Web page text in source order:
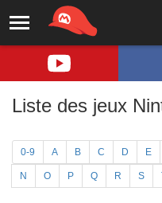
Liste des jeux
0-9 A B C D E
N O P Q R S